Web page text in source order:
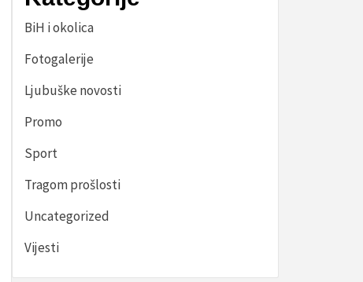
BiH i okolica
Fotogalerije
Ljubuške novosti
Promo
Sport
Tragom prošlosti
Uncategorized
Vijesti